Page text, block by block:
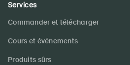
Services
Commander et télécharger
Cours et événements
Produits sûrs